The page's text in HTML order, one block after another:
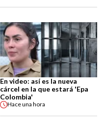
En video: así es la nueva
cárcel en la que estará 'Epa
Colombia'
Haceuna hora